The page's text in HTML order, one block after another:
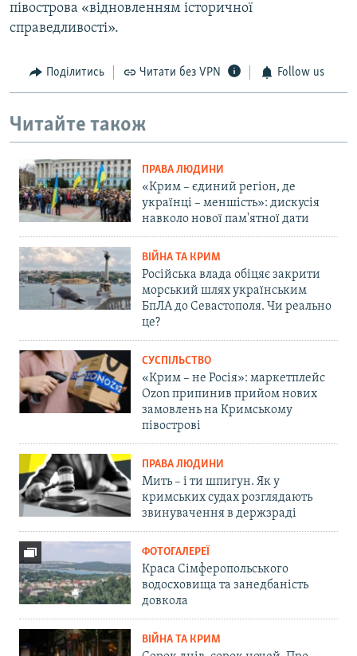
півострова «відновленням історичної
справедливості».
Поділитись Читати без VPN Follow us
Читайте також
ПРАВА ЛЮДИНИ
«Крим – єдиний регіон, де
українці – меншість»: дискусія
навколо нової пам'ятної дати
ВІЙНА ТА КРИМ
Російська влада обіцяє закрити
морський шлях українським
БпЛА до Севастополя. Чи реально
це?
СУСПІЛЬСТВО
«Крим – не Росія»: маркетплейс
Ozon припинив прийом нових
замовлень на Кримському
півострові
ПРАВА ЛЮДИНИ
Мить – і ти шпигун. Як у
кримських судах розглядають
звинувачення в держзраді
ФОТОГАЛЕРЕЇ
Краса Сімферопольського
водосховища та занедбаність
довкола
ВІЙНА ТА КРИМ